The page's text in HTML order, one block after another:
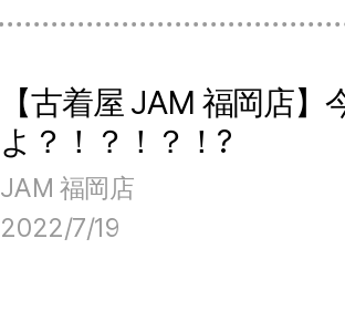
【古着屋 JAM 福岡店
よ？！？！？！?
JAM 福岡店
2022/7/19